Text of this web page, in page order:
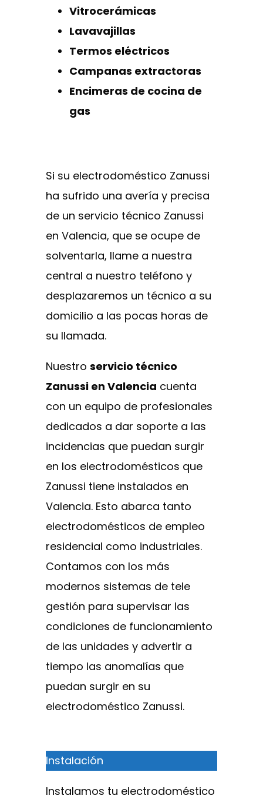
Vitrocerámicas
Lavavajillas
Termos eléctricos
Campanas extractoras
Encimeras de cocina de
gas
Si su electrodoméstico Zanussi
ha sufrido una avería y precisa
de un servicio técnico Zanussi
en Valencia, que se ocupe de
solventarla, llame a nuestra
central a nuestro teléfono y
desplazaremos un técnico a su
domicilio a las pocas horas de
su llamada.
Nuestro servicio técnico
Zanussi en Valencia cuenta
con un equipo de profesionales
dedicados a dar soporte a las
incidencias que puedan surgir
en los electrodomésticos que
Zanussi tiene instalados en
Valencia. Esto abarca tanto
electrodomésticos de empleo
residencial como industriales.
Contamos con los más
modernos sistemas de tele
gestión para supervisar las
condiciones de funcionamiento
de las unidades y advertir a
tiempo las anomalías que
puedan surgir en su
electrodoméstico Zanussi.
Instalación
Instalamos tu electrodoméstico